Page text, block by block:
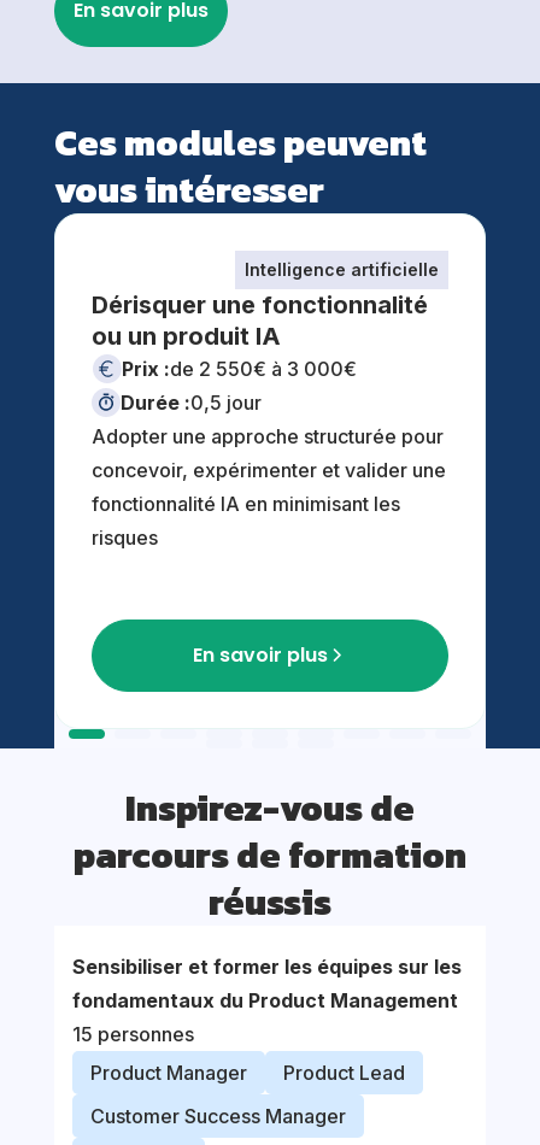
En savoir plus
Ces modules peuvent
vous intéresser
Intelligence artificielle
Dérisquer une fonctionnalité
ou un produit lA
Prix :de 2 550€ à 3 000€
Durée :0,5 jour
Adopter une approche structurée pour
concevoir, expérimenter et valider une
fonctionnalité IA en minimisant les
risques
En savoir plus
Inspirez-vous de
parcours de formation
réussis
Sensibiliser et former les équipes sur les
fondamentaux du Product Management
15 personnes
Product Manager
Product Lead
Customer Success Manager